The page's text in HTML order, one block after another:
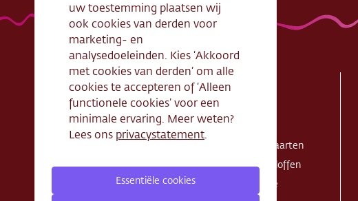
Handige links
Openingstijden
Algemene
voorwaarden
ondernemen
Webshop
Taarten
Exclusieve taarten
Schnitte - Sloffen
Koek - Cake
uw toestemming plaatsen wij
ook cookies van derden voor
marketing- en
analysedoeleinden. Kies ‘Akkoord
met cookies van derden’ om alle
cookies te accepteren of ‘Alleen
functionele cookies’ voor een
minimale ervaring. Meer weten?
Lees ons privacystatement.
Essentiële cookies